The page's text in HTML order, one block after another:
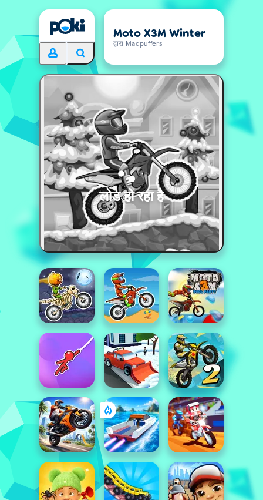
Moto X3M Winter
द्वारा Madpuffers
लोड हो रहा है